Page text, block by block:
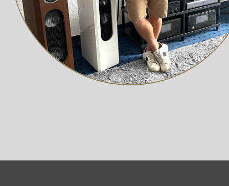
dynamikreicher Musikimpulse. Die
Eingänge stehen wahlweise als
symmetrische XLR- und
unsymmetrische RCA/Cinch-Buchsen
zur Verfügung. Die RB-1552 MKII ist
eine herausragende Rotel-Endstufe mit
erstklassiger Audio-Performance, die
zu einem erschwinglichen Preis